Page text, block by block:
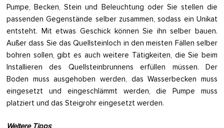
Pumpe, Becken, Stein und Beleuchtung oder Sie stellen die
passenden Gegenstände selber zusammen, sodass ein Unikat
entsteht. Mit etwas Geschick können Sie ihn selber bauen.
Außer dass Sie das Quellsteinloch in den meisten Fällen selber
bohren sollen, gibt es auch weitere Tätigkeiten, die Sie beim
Installieren des Quellsteinbrunnens erfüllen müssen. Der
Boden muss ausgehoben werden, das Wasserbecken muss
eingesetzt und eingeschlämmt werden, die Pumpe muss
platziert und das Steigrohr eingesetzt werden.
Weitere Tipps: